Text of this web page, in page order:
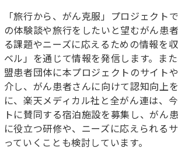
「旅行から、がん克服」プロジェクト
の体験談や旅行をしたいと望むがん患
る課題やニーズに応えるための情報を
ベル」を通じて情報を発信します。ま
盟患者団体に本プロジェクトのサイト
介し、がん患者さんに向けて認知向上
に、楽天メディカル社と全がん連は、
トに賛同する宿泊施設を募集し、がん
に役立つ研修や、ニーズに応えられる
っていくことも検討しています。